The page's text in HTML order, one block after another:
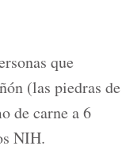
que
(las piedras de
de carne a 6
NIH.